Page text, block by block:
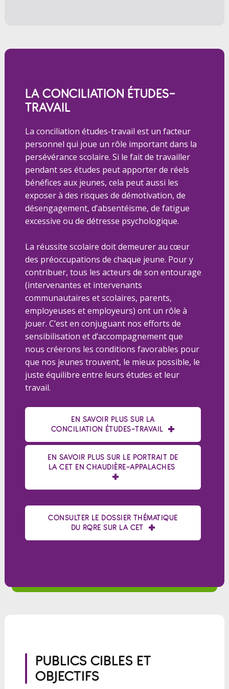
LA CONCILIATION ÉTUDES-
TRAVAIL
La conciliation études-travail est un facteur
personnel qui joue un rôle important dans la
persévérance scolaire. Si le fait de travailler
pendant ses études peut apporter de réels
bénéfices aux jeunes, cela peut aussi les
exposer à des risques de démotivation, de
désengagement, d’absentéisme, de fatigue
excessive ou de détresse psychologique.
La réussite scolaire doit demeurer au cœur
des préoccupations de chaque jeune. Pour y
contribuer, tous les acteurs de son entourage
(intervenantes et intervenants
communautaires et scolaires, parents,
employeuses et employeurs) ont un rôle à
jouer. C’est en conjuguant nos efforts de
sensibilisation et d’accompagnement que
nous créerons les conditions favorables pour
que nos jeunes trouvent, le mieux possible, le
juste équilibre entre leurs études et leur
travail.
EN SAVOIR PLUS SUR LA
CONCILIATION ÉTUDES-TRAVAIL
EN SAVOIR PLUS SUR LE PORTRAIT DE
LA CET EN CHAUDIÈRE-APPALACHES
CONSULTER LE DOSSIER THÉMATIQUE
DU RQRE SUR LA CET
PUBLICS CIBLES ET
OBJECTIFS